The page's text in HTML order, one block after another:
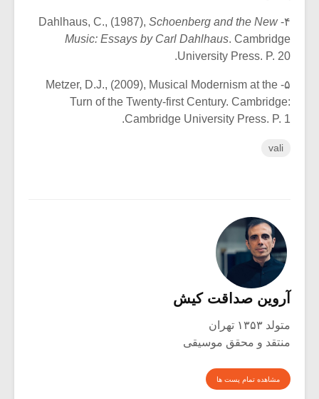
۴- Dahlhaus, C., (1987), Schoenberg and the New
Music: Essays by Carl Dahlhaus. Cambridge
University Press. P. 20.
۵- Metzer, D.J., (2009), Musical Modernism at the
Turn of the Twenty-first Century. Cambridge:
Cambridge University Press. P. 1.
vali
آروین صداقت کیش
متولد ۱۳۵۳ تهران
منتقد و محقق موسیقی
مشاهده تمام پست ها